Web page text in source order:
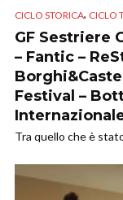
CICLO STORICA, CICLO
GF Sestriere
– Fantic –
Festival –
Tra quello che è